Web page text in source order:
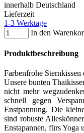
innerhalb Deutschland
Lieferzeit
1-3 Werktage
In den
Produktbeschreibung
Farbenfrohe
Unsere bunten
nicht mehr
schnell gegen
Enstpannung. Die
sind robuste
Enstapannen, fürs Yoga